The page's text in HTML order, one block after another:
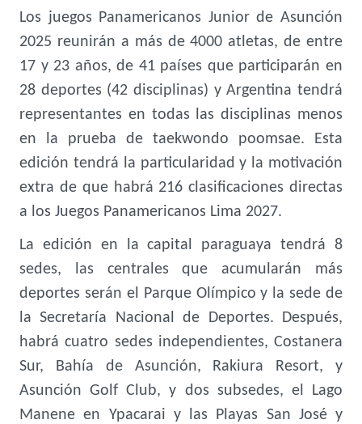
Los juegos Panamericanos Junior de Asunción
2025 reunirán a más de 4000 atletas, de entre
17 y 23 años, de 41 países que participarán en
28 deportes (42 disciplinas) y Argentina tendrá
representantes en todas las disciplinas menos
en la prueba de taekwondo poomsae. Esta
edición tendrá la particularidad y la motivación
extra de que habrá 216 clasificaciones directas
a los Juegos Panamericanos Lima 2027.
La edición en la capital paraguaya tendrá 8
sedes, las centrales que acumularán más
deportes serán el Parque Olímpico y la sede de
la Secretaría Nacional de Deportes. Después,
habrá cuatro sedes independientes, Costanera
Sur, Bahía de Asunción, Rakiura Resort, y
Asunción Golf Club, y dos subsedes, el Lago
Manene en Ypacarai y las Playas San José y